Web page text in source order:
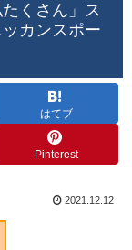
くさん」ス
カンスポー
はてブ
Pinterest
2021.12.12